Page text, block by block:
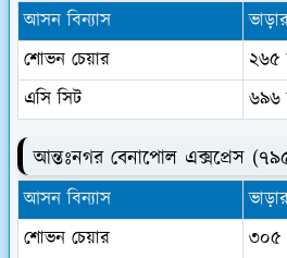
আসন বিন্যাস
শোভন চেয়ার
২৬৫
এসি সিট
৬৯৬
আন্তঃনগর বেনাপোল এক্সপ্রেস
আসন বিন্যাস
শোভন চেয়ার
৩০৫